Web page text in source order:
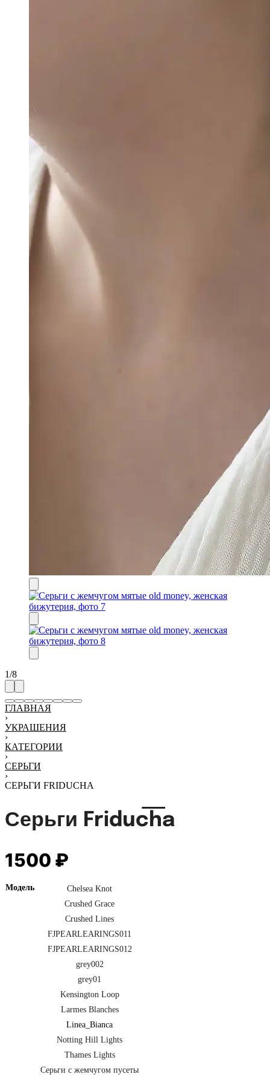
1/8
ГЛАВНАЯ
›
УКРАШЕНИЯ
›
КАТЕГОРИИ
›
СЕРЬГИ
›
СЕРЬГИ FRIDUCHA
Серьги Friducha
1500 ₽
Модель
Chelsea Knot
Crushed Grace
Crushed Lines
FJPEARLEARINGS011
FJPEARLEARINGS012
grey002
grey01
Kensington Loop
Larmes Blanches
Linea_Bianca
Notting Hill Lights
Thames Lights
Серьги с жемчугом пусеты